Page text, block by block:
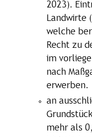
2023).
Landwirte
welche
Recht zu
im
nach
erwerben.
an
mehr als